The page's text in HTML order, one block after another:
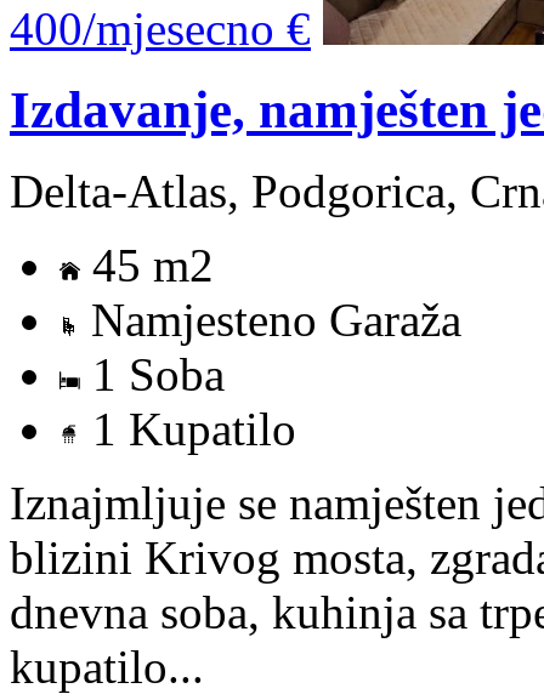
400/mjesecno €
Izdavanje, namješten
Delta-Atlas, Podgorica,
45 m2
Namjesteno Garaža
1 Soba
1 Kupatilo
Iznajmljuje se namješten
blizini Krivog mosta,
dnevna soba, kuhinja sa
kupatilo...